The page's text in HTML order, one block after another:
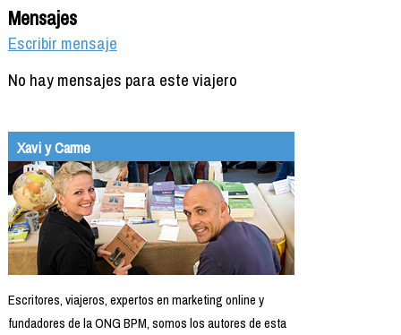
Mensajes
Escribir mensaje
No hay mensajes para este viajero
Xavi y Carme
Escritores, viajeros, expertos en marketing online y
fundadores de la ONG BPM, somos los autores de esta